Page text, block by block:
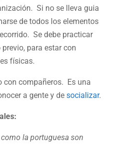
Si no se lleva guia
de todos los elementos
Se debe practicar
para estar con
físicas.
con compañeros. Es una
a gente y de socializar.
la portuguesa son